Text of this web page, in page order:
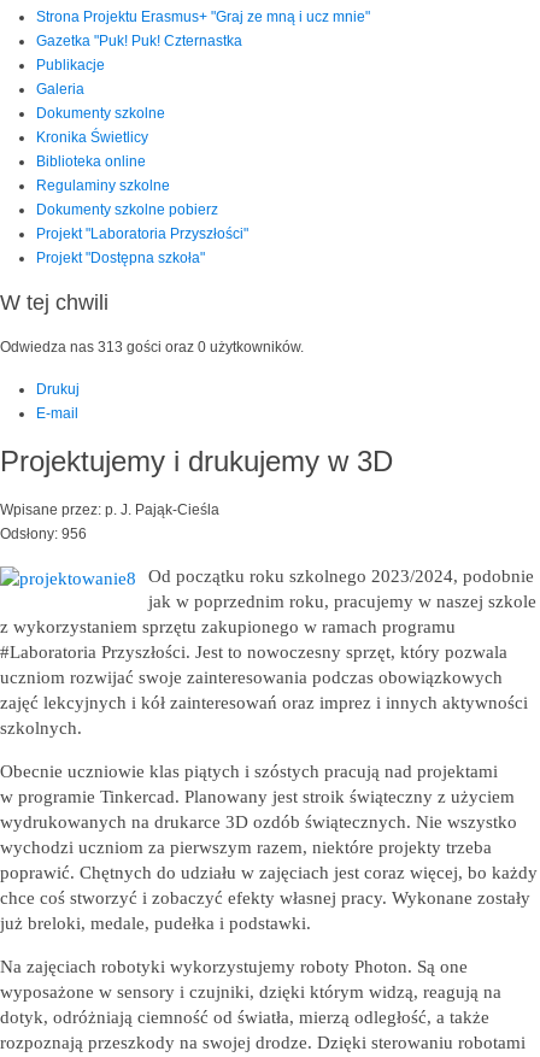
Strona Projektu Erasmus+ "Graj ze mną i ucz mnie"
Gazetka "Puk! Puk! Czternastka
Publikacje
Galeria
Dokumenty szkolne
Kronika Świetlicy
Biblioteka online
Regulaminy szkolne
Dokumenty szkolne pobierz
Projekt "Laboratoria Przyszłości"
Projekt "Dostępna szkoła"
W tej chwili
Odwiedza nas 313 gości oraz 0 użytkowników.
Drukuj
E-mail
Projektujemy i drukujemy w 3D
Wpisane przez: p. J. Pająk-Cieśla
Odsłony: 956
Od początku roku szkolnego 2023/2024, podobnie
jak w poprzednim roku, pracujemy w naszej szkole
z wykorzystaniem sprzętu zakupionego w ramach programu
#Laboratoria Przyszłości. Jest to nowoczesny sprzęt, który pozwala
uczniom rozwijać swoje zainteresowania podczas obowiązkowych
zajęć lekcyjnych i kół zainteresowań oraz imprez i innych aktywności
szkolnych.
Obecnie uczniowie klas piątych i szóstych pracują nad projektami
w programie Tinkercad. Planowany jest stroik świąteczny z użyciem
wydrukowanych na drukarce 3D ozdób świątecznych. Nie wszystko
wychodzi uczniom za pierwszym razem, niektóre projekty trzeba
poprawić. Chętnych do udziału w zajęciach jest coraz więcej, bo każdy
chce coś stworzyć i zobaczyć efekty własnej pracy. Wykonane zostały
już breloki, medale, pudełka i podstawki.
Na zajęciach robotyki wykorzystujemy roboty Photon. Są one
wyposażone w sensory i czujniki, dzięki którym widzą, reagują na
dotyk, odróżniają ciemność od światła, mierzą odległość, a także
rozpoznają przeszkody na swojej drodze. Dzięki sterowaniu robotami